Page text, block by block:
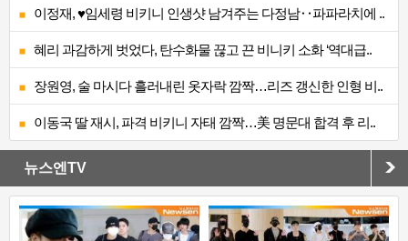
이정재, ♥임세령 비키니 인생샷 남겨주는 다정남‥파파라치에 ..
혜리 과감하게 벗었다, 탄수화물 끊고 끈 비니키 소화 ‘역대급..
장원영, 술 마시다 흘러내린 옷자락 깜짝…리즈 갱신한 인형 비..
이동국 딸 재시, 파격 비키니 자태 깜짝…美 명문대 합격 후 리..
뉴스엔TV